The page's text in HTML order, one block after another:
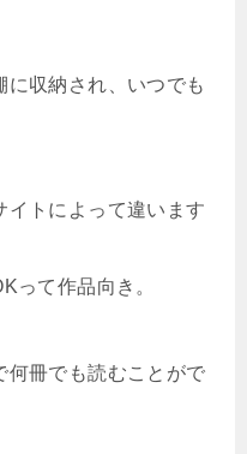
収納され、いつでも
トによって違います
って作品向き。
冊でも読むことがで